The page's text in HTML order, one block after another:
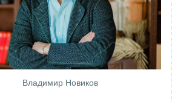
Владимир Новиков